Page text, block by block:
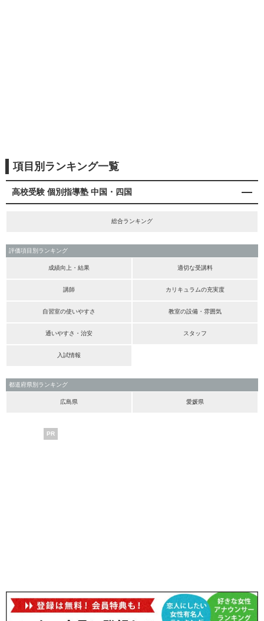
項目別ランキング一覧
高校受験 個別指導塾 中国・四国
総合ランキング
評価項目別ランキング
成績向上・結果 適切な受講料
講師 カリキュラムの充実度
自習室の使いやすさ 教室の設備・雰囲気
通いやすさ・治安 スタッフ
入試情報
都道府県別ランキング
広島県 愛媛県
PR